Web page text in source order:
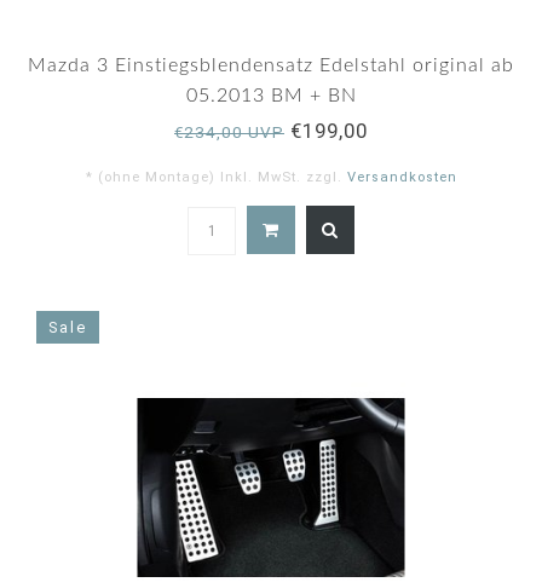
Mazda 3 Einstiegsblendensatz Edelstahl original ab
05.2013 BM + BN
€234,00 UVP €199,00
* (ohne Montage) Inkl. MwSt. zzgl. Versandkosten
Sale